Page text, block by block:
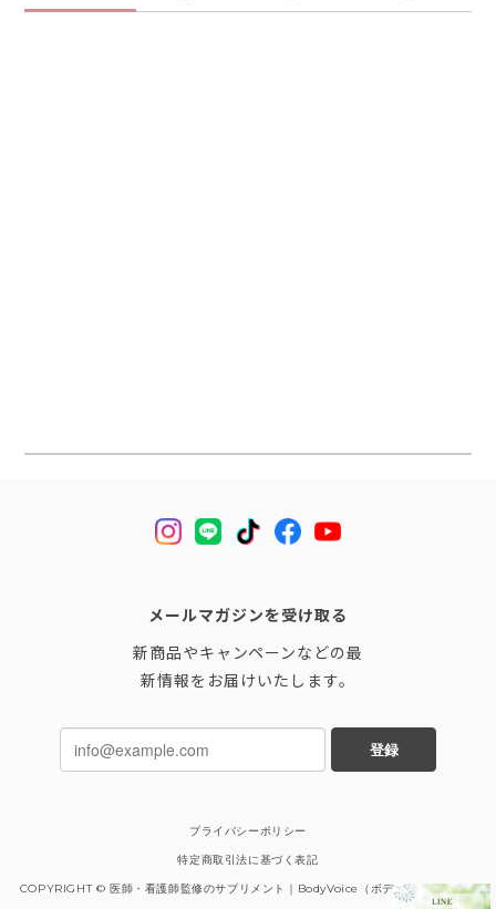
メールマガジンを受け取る
新商品やキャンペーンなどの最
新情報をお届けいたします。
登録
プライバシーポリシー
特定商取引法に基づく表記
COPYRIGHT © 医師・看護師監修のサプリメント｜BodyVoice（ボディーボイス））